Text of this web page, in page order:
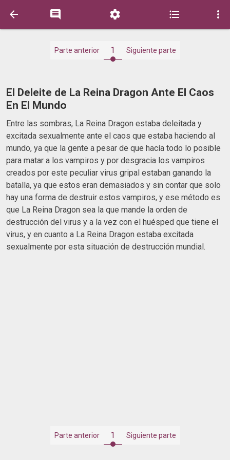
    
Parte anterior 1 Siguiente parte
El Deleite de La Reina Dragon Ante El Caos
En El Mundo
Entre las sombras, La Reina Dragon estaba deleitada y
excitada sexualmente ante el caos que estaba haciendo al
mundo, ya que la gente a pesar de que hacía todo lo posible
para matar a los vampiros y por desgracia los vampiros
creados por este peculiar virus gripal estaban ganando la
batalla, ya que estos eran demasiados y sin contar que solo
hay una forma de destruir estos vampiros, y ese método es
que La Reina Dragon sea la que mande la orden de
destrucción del virus y a la vez con el huésped que tiene el
virus, y en cuanto a La Reina Dragon estaba excitada
sexualmente por esta situación de destrucción mundial.
Parte anterior 1 Siguiente parte